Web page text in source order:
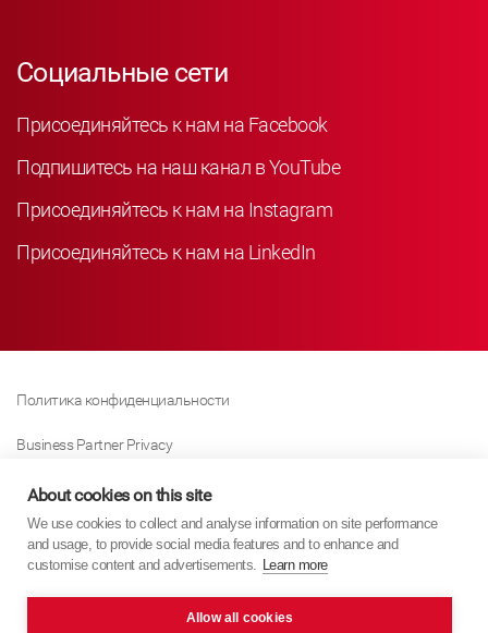
Социальные сети
Присоединяйтесь к нам на Facebook
Подпишитесь на наш канал в YouTube
Присоединяйтесь к нам на Instagram
Присоединяйтесь к нам на LinkedIn
Политика конфиденциальности
Business Partner Privacy
Политика Использования Файлов «куки»
Modern Slavery Act Policy
About cookies on this site
We use cookies to collect and analyse information on site performance
and usage, to provide social media features and to enhance and
customise content and advertisements. Learn more
Allow all cookies